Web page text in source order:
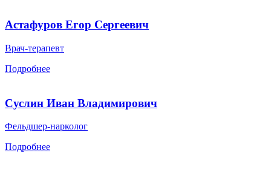
Астафуров Егор Сергеевич
Врач-терапевт
Подробнее
Суслин Иван Владимирович
Фельдшер-нарколог
Подробнее